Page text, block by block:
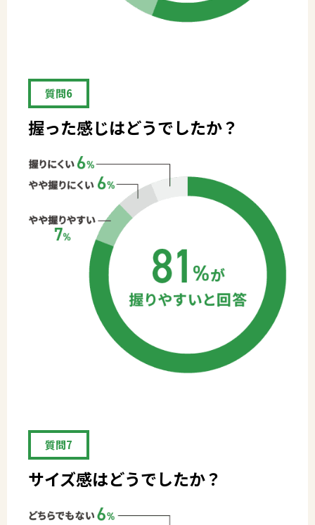
質問6
握った感じはどうでしたか？
質問7
サイズ感はどうでしたか？